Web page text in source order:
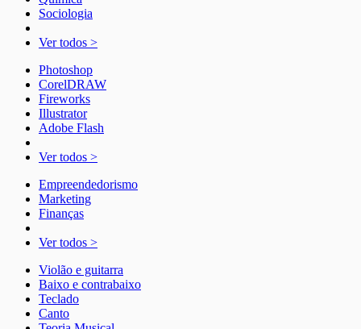
Sociologia
Ver todos >
Photoshop
CorelDRAW
Fireworks
Illustrator
Adobe Flash
Ver todos >
Empreendedorismo
Marketing
Finanças
Ver todos >
Violão e guitarra
Baixo e contrabaixo
Teclado
Canto